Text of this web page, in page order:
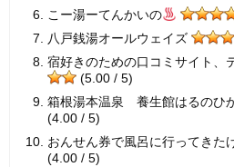
こー湯ーてんかいの
八戸銭湯オールウェイズ
宿好きのための口コミサイト、
(5.00 / 5)
箱根湯本温泉 養生館はるのひ
(4.00 / 5)
おんせん券で風呂に行ってきた
(4.00 / 5)